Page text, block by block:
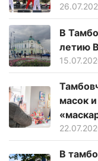
В
летию
масок
В